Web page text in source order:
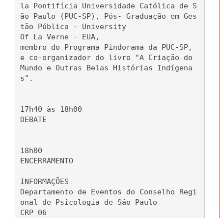
la Pontifícia Universidade Católica de S
ão Paulo (PUC-SP), Pós- Graduação em Ges
tão Pública - University
Of La Verne - EUA,
membro do Programa Pindorama da PUC-SP,
e co-organizador do livro "A Criação do
Mundo e Outras Belas Histórias Indígena
s".
17h40 às 18h00
DEBATE
18h00
ENCERRAMENTO
INFORMAÇÕES
Departamento de Eventos do Conselho Regi
onal de Psicologia de São Paulo
CRP 06